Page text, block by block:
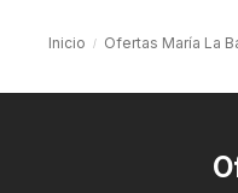
Inicio Ofertas María La